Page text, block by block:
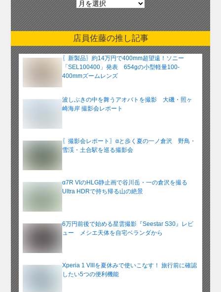
別
ア
ー
カ
イ
ブ
店員佐藤の推し記事
〖新製品〗約14万円で400mm超望遠！ソニー
「SEL100400」発表 654gの小型軽量100-
400mmズームレンズ
波しぶきの中を舞うアオバトを撮影 大磯・照ヶ
崎海岸 撮影会レポート
〖撮影会レポート〗αと歩く夏の一ノ倉沢 野鳥・
雪渓・土合駅を巡る撮影会
α7R VIのHLG静止画で谷川岳・一の倉沢を撮る
Ultra HDRで持ち帰る山の絶景
6万円前後で始める星雲撮影『Seestar S30』レビ
ュー メシエ天体を自宅ベランダから
Xperia 1 VIIIを夏休みで使いこなす！ 旅行前に確認
したい5つの便利機能